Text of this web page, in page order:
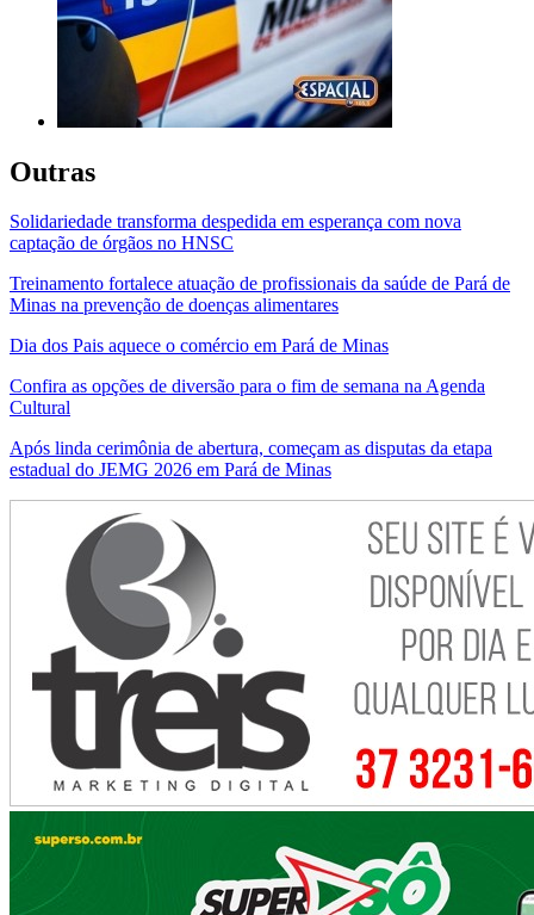
Outras
Solidariedade transforma despedida em esperança com nova
captação de órgãos no HNSC
Treinamento fortalece atuação de profissionais da saúde de Pará de
Minas na prevenção de doenças alimentares
Dia dos Pais aquece o comércio em Pará de Minas
Confira as opções de diversão para o fim de semana na Agenda
Cultural
Após linda cerimônia de abertura, começam as disputas da etapa
estadual do JEMG 2026 em Pará de Minas